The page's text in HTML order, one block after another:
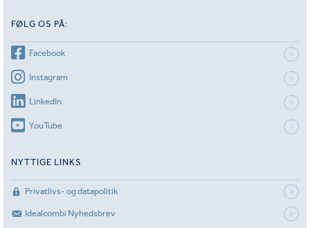
FØLG OS PÅ:
Facebook
Instagram
LinkedIn
YouTube
NYTTIGE LINKS
Privatlivs- og datapolitik
Idealcombi Nyhedsbrev